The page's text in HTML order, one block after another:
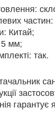
Китай;
5 мм;
так.
гарантує